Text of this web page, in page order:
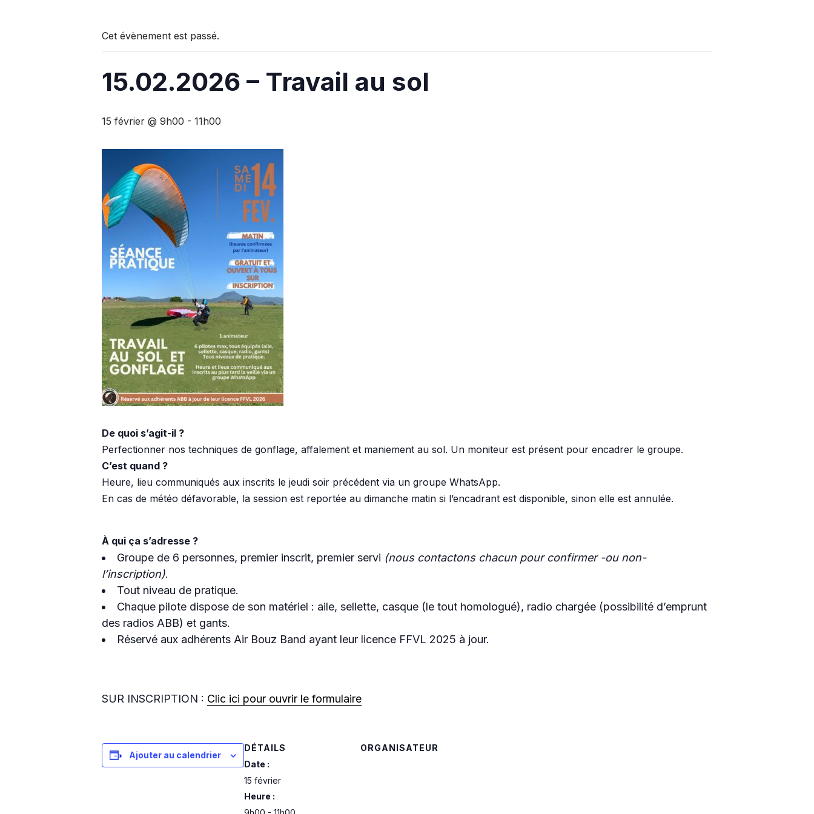
Cet évènement est passé.
15.02.2026 – Travail au sol
15 février @ 9h00 - 11h00
De quoi s’agit-il ?
Perfectionner nos techniques de gonflage, affalement et maniement au sol. Un moniteur est présent pour encadrer le groupe.
C’est quand ?
Heure, lieu communiqués aux inscrits le jeudi soir précédent via un groupe WhatsApp.
En cas de météo défavorable, la session est reportée au dimanche matin si l’encadrant est disponible, sinon elle est annulée.
À qui ça s’adresse ?
Groupe de 6 personnes, premier inscrit, premier servi (nous contactons chacun pour confirmer -ou non-
l’inscription).
Tout niveau de pratique.
Chaque pilote dispose de son matériel : aile, sellette, casque (le tout homologué), radio chargée (possibilité d’emprunt
des radios ABB) et gants.
Réservé aux adhérents Air Bouz Band ayant leur licence FFVL 2025 à jour.
SUR INSCRIPTION : Clic ici pour ouvrir le formulaire
Ajouter au calendrier
DÉTAILS
Date :
15 février
Heure :
ORGANISATEUR